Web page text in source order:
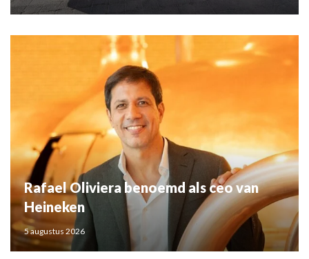
Rafael Oliviera benoemd als ceo van
Heineken
5 augustus 2026